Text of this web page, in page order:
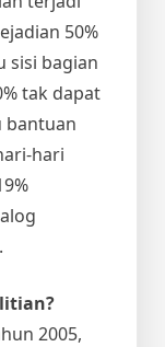
50%
sisi bagian
tak dapat
bantuan
hari
2005,